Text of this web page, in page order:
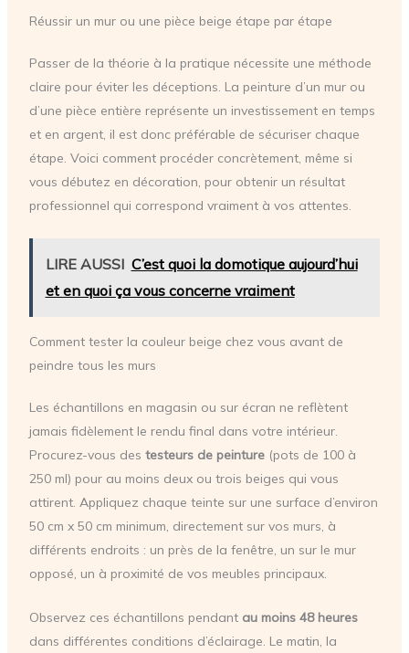
Réussir un mur ou une pièce beige étape par étape
Passer de la théorie à la pratique nécessite une méthode
claire pour éviter les déceptions. La peinture d’un mur ou
d’une pièce entière représente un investissement en temps
et en argent, il est donc préférable de sécuriser chaque
étape. Voici comment procéder concrètement, même si
vous débutez en décoration, pour obtenir un résultat
professionnel qui correspond vraiment à vos attentes.
LIRE AUSSI C’est quoi la domotique aujourd’hui
et en quoi ça vous concerne vraiment
Comment tester la couleur beige chez vous avant de
peindre tous les murs
Les échantillons en magasin ou sur écran ne reflètent
jamais fidèlement le rendu final dans votre intérieur.
Procurez-vous des testeurs de peinture(pots de 100 à
250 ml) pour au moins deux ou trois beiges qui vous
attirent. Appliquez chaque teinte sur une surface d’environ
50 cm x 50 cm minimum, directement sur vos murs, à
différents endroits : un près de la fenêtre, un sur le mur
opposé, un à proximité de vos meubles principaux.
Observez ces échantillons pendant au moins 48 heures
dans différentes conditions d’éclairage. Le matin, la